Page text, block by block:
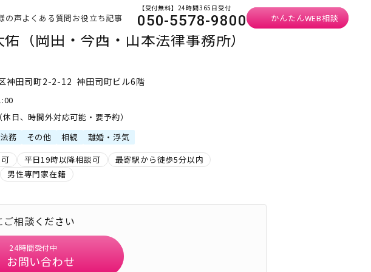
の声よくある質問お役立ち記事
【受付無料】24時間365日受付
050-5578-9800 かんたんWEB相談
（岡田・今西・山本法律事務所）
神田司町2-2-12 神田司町ビル6階
日、時間外対応可能・要予約）
務 その他 相続 離婚・浮気
平日19時以降相談可
最寄駅から徒歩5分以内
男性専門家在籍
ご相談ください
24時間受付中
お問い合わせ